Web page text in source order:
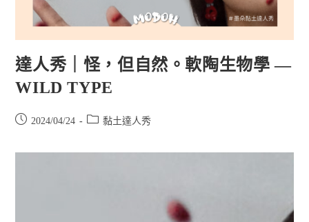
達人秀｜怪，但自然。軟陶生物學 —
WILD TYPE
2024/04/24 黏土達人秀